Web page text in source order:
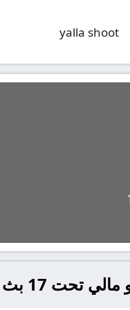
yalla shoot